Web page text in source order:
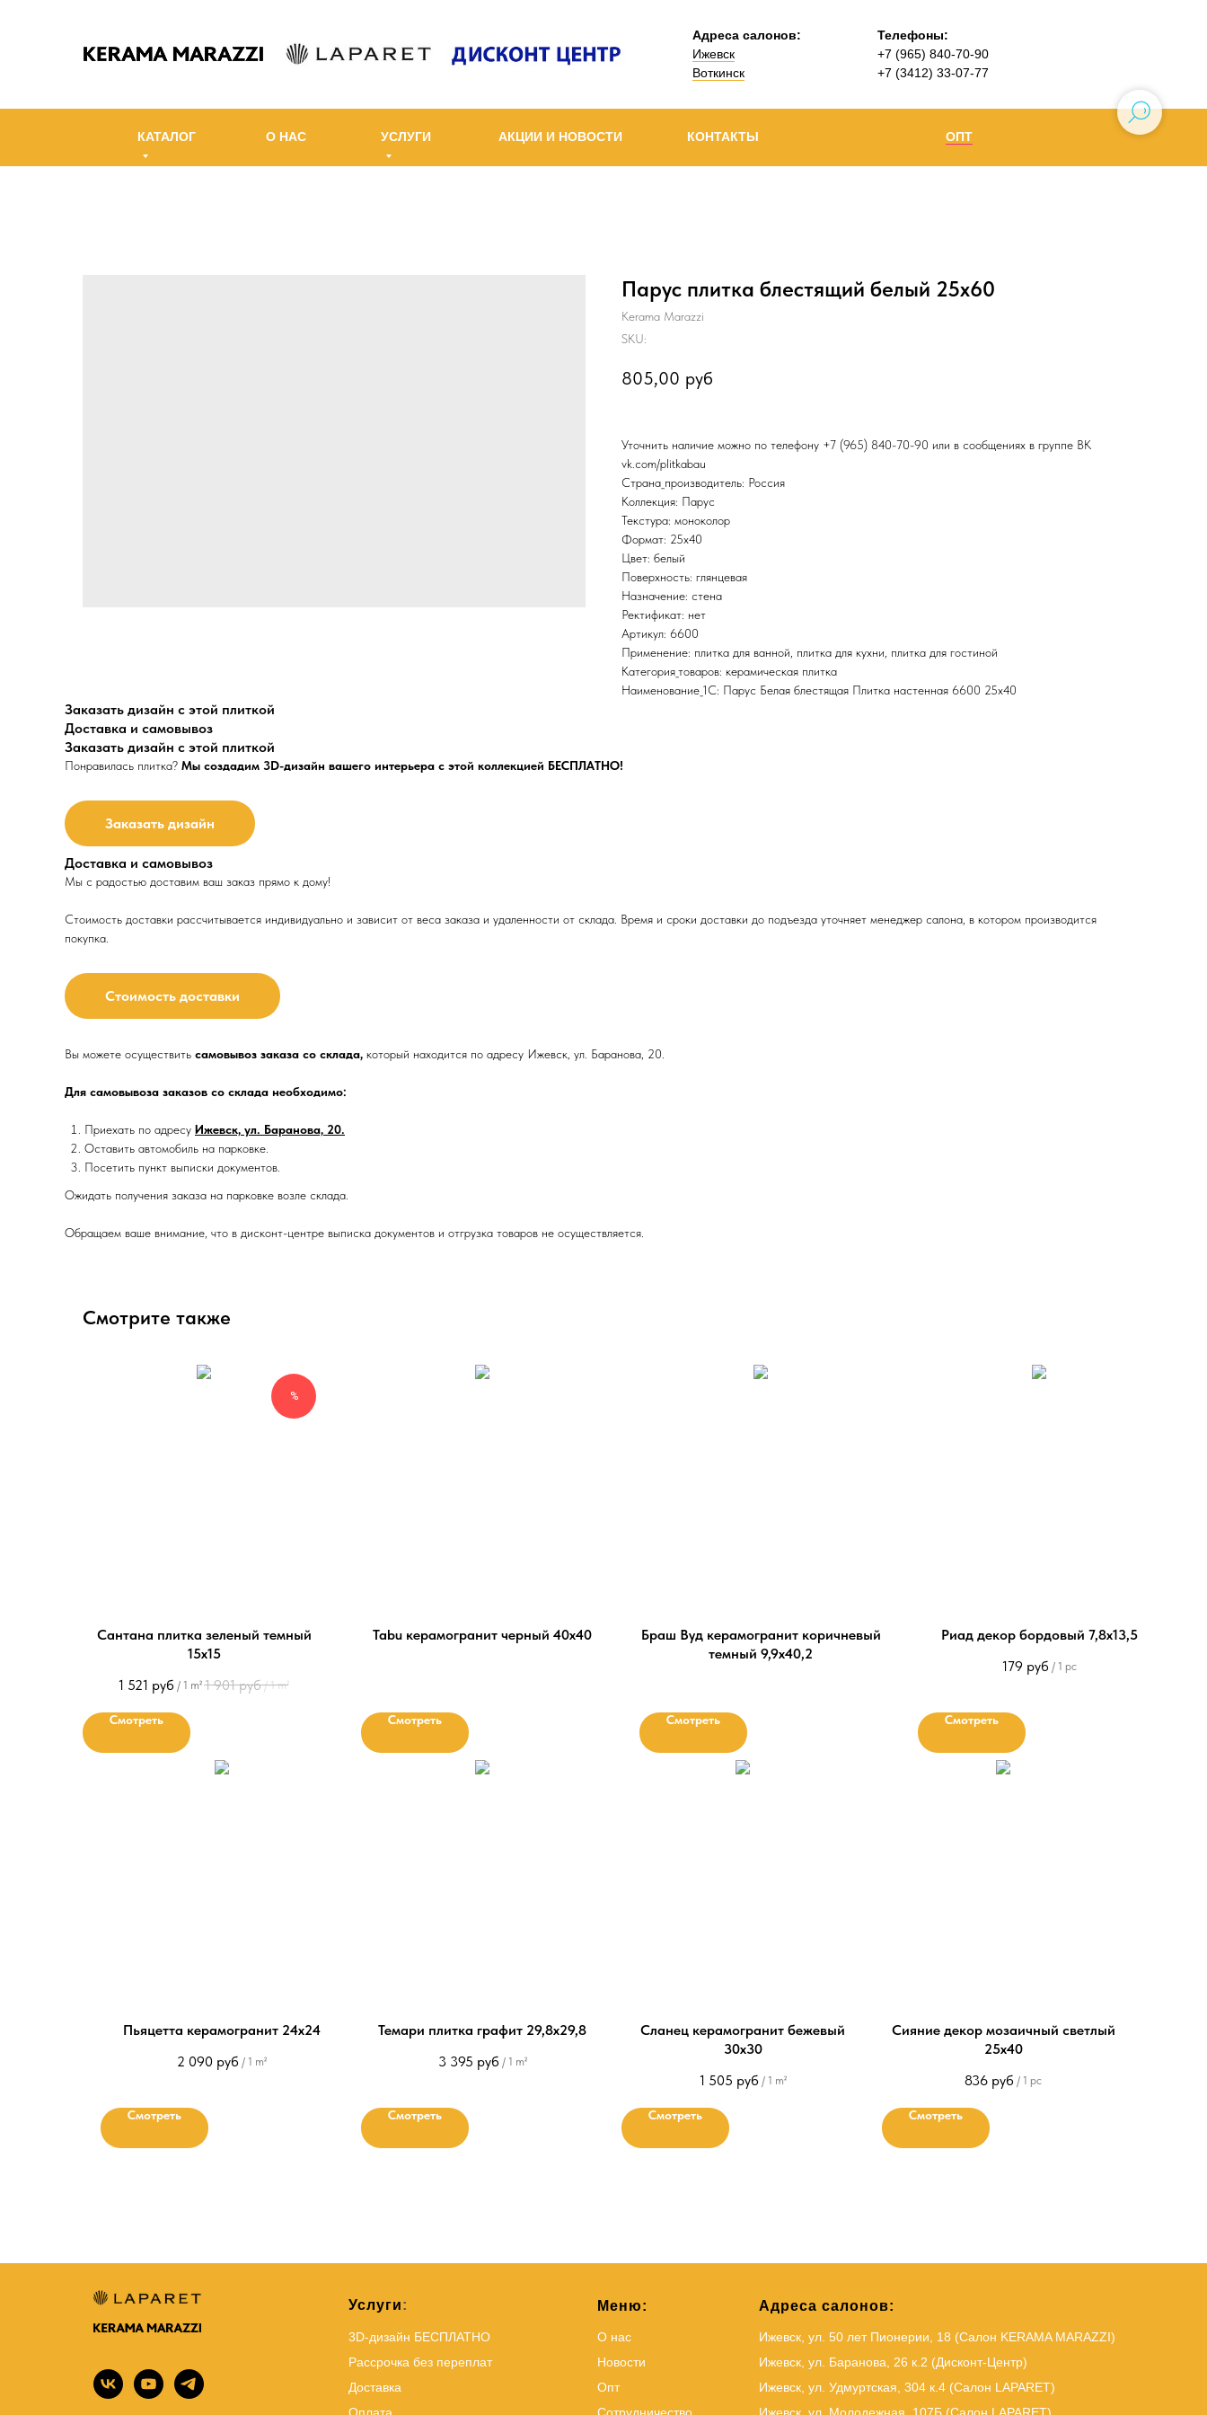
Телефоны:
+7 (965) 840-70-90
+7 (3412) 33-07-77
Адреса салонов:
Ижевск
Воткинск
КАТАЛОГ О НАС УСЛУГИ АКЦИИ И НОВОСТИ ОПТ
КОНТАКТЫ
Парус плитка блестящий белый 25х60
Kerama Marazzi
SKU:
805,00 руб
Уточнить наличие можно по телефону +7 (965) 840-70-90 или в сообщениях в группе ВК
vk.com/plitkabau
Страна_производитель: Россия
Коллекция: Парус
Текстура: моноколор
Формат: 25x40
Цвет: белый
Поверхность: глянцевая
Назначение: стена
Ректификат: нет
Артикул: 6600
Применение: плитка для ванной, плитка для кухни, плитка для гостиной
Категория_товаров: керамическая плитка
Наименование_1С: Парус Белая блестящая Плитка настенная 6600 25х40
Заказать дизайн с этой плиткой
Доставка и самовывоз
Заказать дизайн с этой плиткой
Понравилась плитка? Мы создадим 3D-дизайн вашего интерьера с этой коллекцией БЕСПЛАТНО!
Заказать дизайн
Доставка и самовывоз
Мы с радостью доставим ваш заказ прямо к дому!
Стоимость доставки рассчитывается индивидуально и зависит от веса заказа и удаленности от склада. Время и сроки доставки до подъезда уточняет менеджер салона, в котором производится
покупка.
Стоимость доставки
Вы можете осуществить самовывоз заказа со склада, который находится по адресу Ижевск, ул. Баранова, 20.
Для самовывоза заказов со склада необходимо:
Приехать по адресу Ижевск, ул. Баранова, 20.
Оставить автомобиль на парковке.
Посетить пункт выписки документов.
Ожидать получения заказа на парковке возле склада.
Обращаем ваше внимание, что в дисконт-центре выписка документов и отгрузка товаров не осуществляется.
Смотрите также
%
Сантана плитка зеленый темный
15х15
1 521 руб / 1 m² 1 901 руб / 1 m²
Смотреть
Tabu керамогранит черный 40х40
Смотреть
Браш Вуд керамогранит коричневый
темный 9,9х40,2
Смотреть
Риад декор бордовый 7,8x13,5
179 руб / 1 pc
Смотреть
Пьяцетта керамогранит 24х24
2 090 руб / 1 m²
Смотреть
Темари плитка графит 29,8х29,8
3 395 руб / 1 m²
Смотреть
Сланец керамогранит бежевый
30х30
1 505 руб / 1 m²
Смотреть
Сияние декор мозаичный светлый
25х40
836 руб / 1 pc
Смотреть
Услуги:
3D-дизайн БЕСПЛАТНО
Рассрочка без переплат
Доставка
Меню:
О нас
Новости
Опт
Адреса салонов:
Ижевск, ул. 50 лет Пионерии, 18 (Салон KERAMA MARAZZI)
Ижевск, ул. Баранова, 26 к.2 (Дисконт-Центр)
Ижевск, ул. Удмуртская, 304 к.4 (Салон LAPARET)